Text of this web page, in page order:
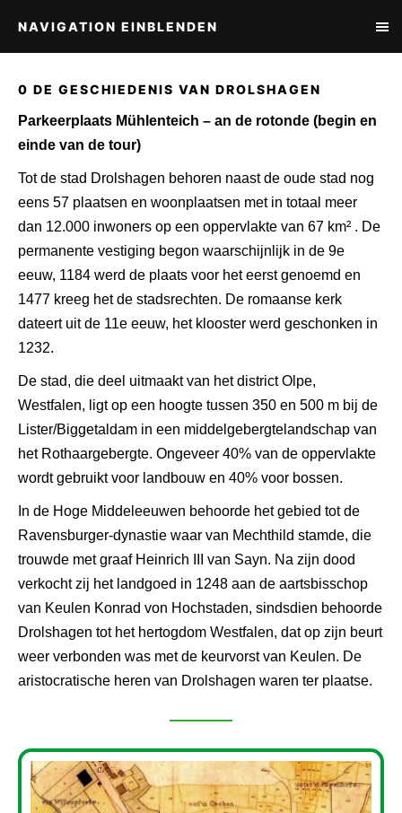
NAVIGATION EINBLENDEN
0 DE GESCHIEDENIS VAN DROLSHAGEN
Parkeerplaats Mühlenteich – an de rotonde (begin en
einde van de tour)
Tot de stad Drolshagen behoren naast de oude stad nog
eens 57 plaatsen en woonplaatsen met in totaal meer
dan 12.000 inwoners op een oppervlakte van 67 km² . De
permanente vestiging begon waarschijnlijk in de 9e
eeuw, 1184 werd de plaats voor het eerst genoemd en
1477 kreeg het de stadsrechten. De romaanse kerk
dateert uit de 11e eeuw, het klooster werd geschonken in
1232.
De stad, die deel uitmaakt van het district Olpe,
Westfalen, ligt op een hoogte tussen 350 en 500 m bij de
Lister/Biggetaldam in een middelgebergtelandschap van
het Rothaargebergte. Ongeveer 40% van de oppervlakte
wordt gebruikt voor landbouw en 40% voor bossen.
In de Hoge Middeleeuwen behoorde het gebied tot de
Ravensburger-dynastie waar van Mechthild stamde, die
trouwde met graaf Heinrich III van Sayn. Na zijn dood
verkocht zij het landgoed in 1248 aan de aartsbisschop
van Keulen Konrad von Hochstaden, sindsdien behoorde
Drolshagen tot het hertogdom Westfalen, dat op zijn beurt
weer verbonden was met de keurvorst van Keulen. De
aristocratische heren van Drolshagen waren ter plaatse.